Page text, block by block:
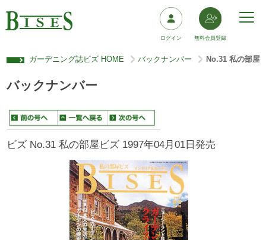
ログイン 無料会員登録
ガーデニング誌ビズ HOME > バックナンバー > No.31 私の部屋
バックナンバー
ビズ No.31 私の部屋ビズ 1997年04月01日発売